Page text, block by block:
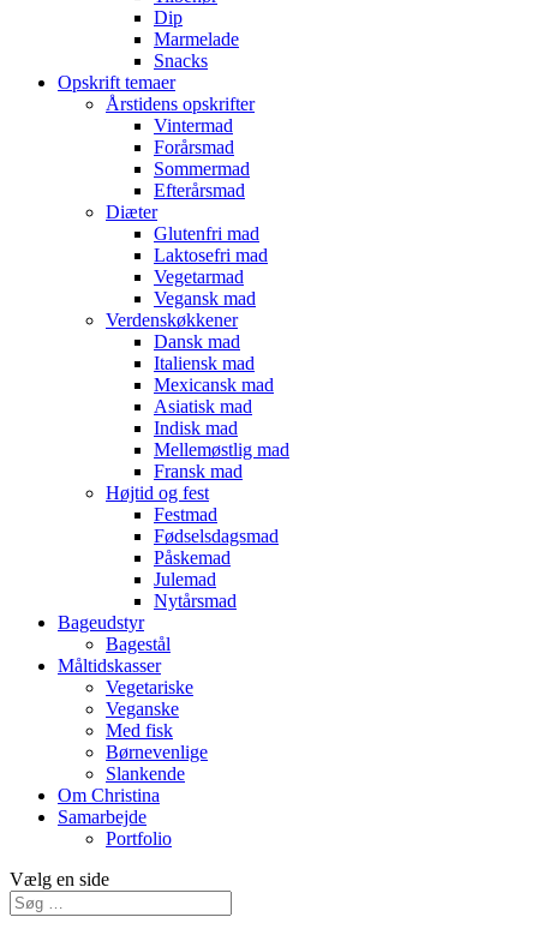
Dip
Marmelade
Snacks
Opskrift temaer
Årstidens opskrifter
Vintermad
Forårsmad
Sommermad
Efterårsmad
Diæter
Glutenfri mad
Laktosefri mad
Vegetarmad
Vegansk mad
Verdenskøkkener
Dansk mad
Italiensk mad
Mexicansk mad
Asiatisk mad
Indisk mad
Mellemøstlig mad
Fransk mad
Højtid og fest
Festmad
Fødselsdagsmad
Påskemad
Julemad
Nytårsmad
Bageudstyr
Bagestål
Måltidskasser
Vegetariske
Veganske
Med fisk
Børnevenlige
Slankende
Om Christina
Samarbejde
Portfolio
Vælg en side